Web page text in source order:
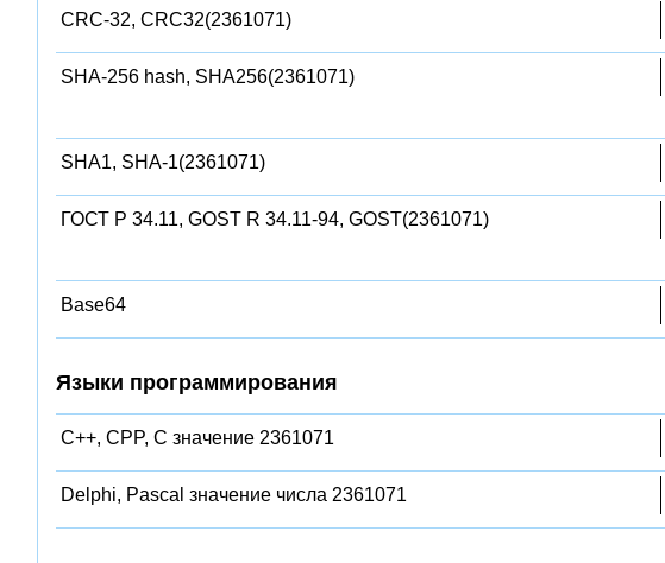
CRC-32, CRC32(2361071)
SHA-256 hash, SHA256(2361071)
SHA1, SHA-1(2361071)
ГОСТ Р 34.11, GOST R 34.11-94, GOST(2361071)
Base64
Языки программирования
C++, CPP, C значение 2361071
Delphi, Pascal значение числа 2361071